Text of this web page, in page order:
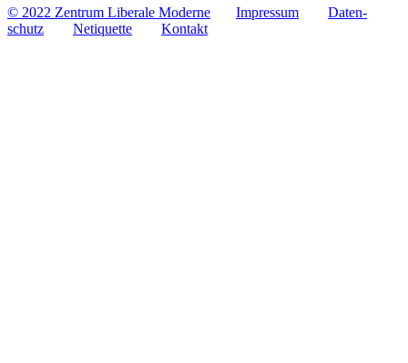
© 2022 Zentrum Libe­rale Moderne Impres­sum
Daten­
schutz
Neti­quette Kontakt